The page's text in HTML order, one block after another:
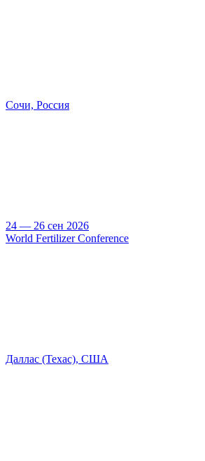
Сочи, Россия
24 — 26 сен 2026
World Fertilizer Conference
Даллас (Техас), США